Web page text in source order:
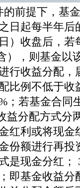
前提下，基
日起每半年后
）收盘后，若
），则基金以
行收益分配，
比例不低于收
；若基金合同
益分配方式分
红利或将现金
份额进行再投
是现金分红；
即基金收益分